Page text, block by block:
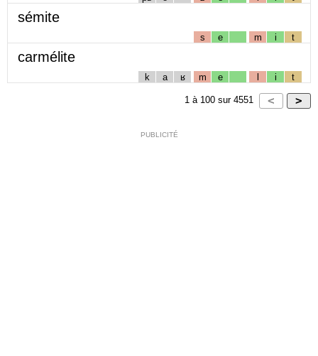
sémite
s e m i t
carmélite
k a ʁ m e l i t
1 à 100 sur 4551
PUBLICITÉ